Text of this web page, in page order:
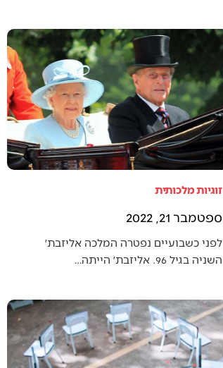
זוגיות מלכותית
ספטמבר 21, 2022
לפני כשבועיים נפטרה המלכה אליזבת׳
השניה בגיל 96. אליזבת׳ הייתה…